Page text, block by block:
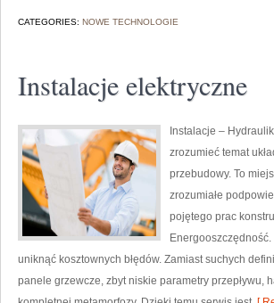
CATEGORIES: NOWE TECHNOLOGIE
Instalacje elektryczne
Instalacje –
zrozumieć temat
przebudowy. To
zrozumiałe
pojętego prac
uniknąć kosztownych błędów. Zamiast suchych
panele grzewcze, zbyt niskie parametry przepływu,